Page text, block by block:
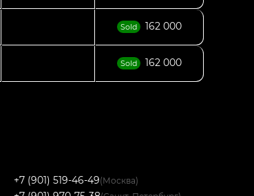
Sold 162 000
Sold 162 000
+7 (901) 519-46-49(Москва)